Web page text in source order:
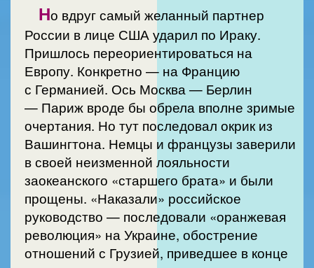
Но вдруг самый желанный партнер
России в лице США ударил по Ираку.
Пришлось переориентироваться на
Европу. Конкретно — на Францию
с Германией. Ось Москва — Берлин
— Париж вроде бы обрела вполне зримые
очертания. Но тут последовал окрик из
Вашингтона. Немцы и французы заверили
в своей неизменной лояльности
заокеанского «старшего брата» и были
прощены. «Наказали» российское
руководство — последовали «оранжевая
революция» на Украине, обострение
отношений с Грузией, приведшее в конце